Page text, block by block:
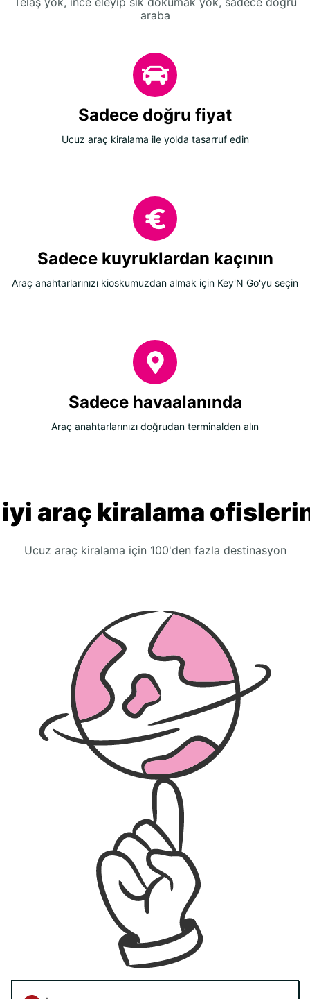
araba
Sadece doğru fiyat
Ucuz araç kiralama ile yolda tasarruf edin
Sadece kuyruklardan kaçının
Araç anahtarlarınızı kioskumuzdan almak için Key'N Go'yu seçin
Sadece havaalanında
Araç anahtarlarınızı doğrudan terminalden alın
iyi araç kiralama
Ucuz araç kiralama için 100'den fazla destinasyon